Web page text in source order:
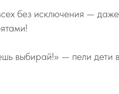
без исключения —
выбирай!» — пели дети